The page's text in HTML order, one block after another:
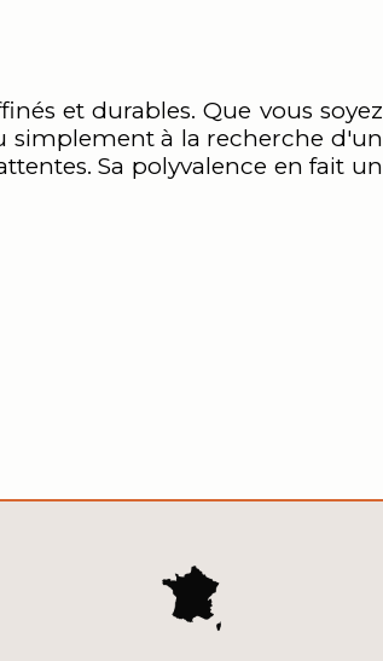
et durables. Que vous soyez
simplement à la recherche d'un
Sa polyvalence en fait un